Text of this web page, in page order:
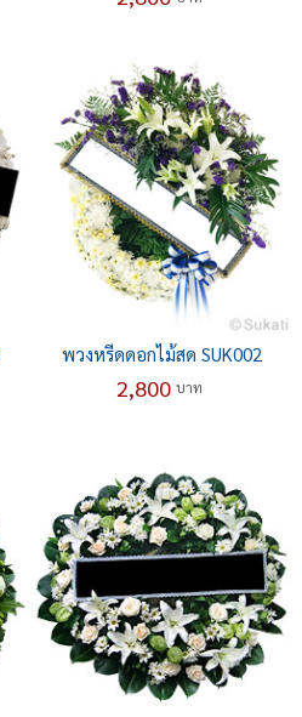
พวงหรีดดอกไม้สด SUK002
2,800 บาท